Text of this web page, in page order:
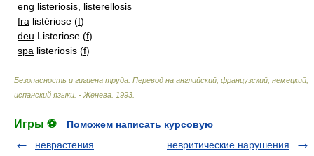
eng listeriosis, listerellosis
fra listériose (f)
deu Listeriose (f)
spa listeriosis (f)
Безопасность и гигиена труда. Перевод на английский, французский, немецкий,
испанский языки. - Женева 1993
Игры ⚽
Поможем написать курсовую
неврастения
невритические нарушения